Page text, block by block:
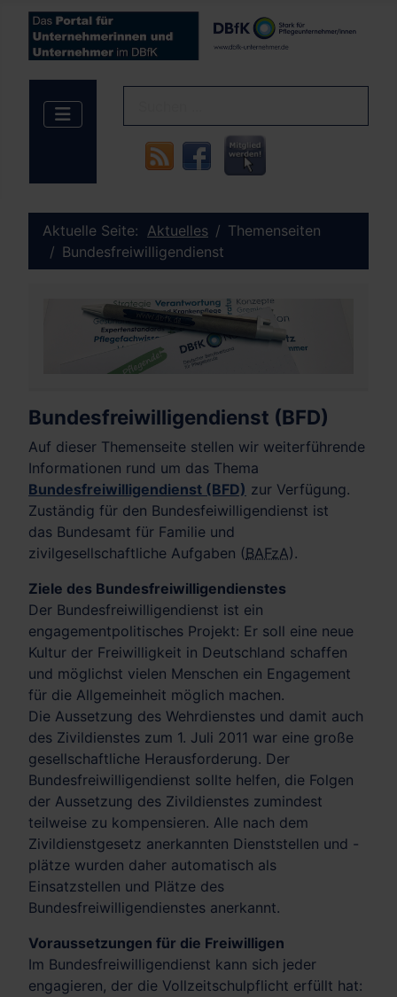
Aktuelle Seite: Aktuelles
Themenseiten
Bundesfreiwilligendienst
Bundesfreiwilligendienst (BFD)
Auf dieser Themenseite stellen wir weiterführende
Informationen rund um das Thema
Bundesfreiwilligendienst (BFD) zur Verfügung.
Zuständig für den Bundesfeiwilligendienst ist
das Bundesamt für Familie und
zivilgesellschaftliche Aufgaben (BAFzA).
Ziele des Bundesfreiwilligendienstes
Der Bundesfreiwilligendienst ist ein
engagementpolitisches Projekt: Er soll eine neue
Kultur der Freiwilligkeit in Deutschland schaffen
und möglichst vielen Menschen ein Engagement
für die Allgemeinheit möglich machen.
Die Aussetzung des Wehrdienstes und damit auch
des Zivildienstes zum 1. Juli 2011 war eine große
gesellschaftliche Herausforderung. Der
Bundesfreiwilligendienst sollte helfen, die Folgen
der Aussetzung des Zivildienstes zumindest
teilweise zu kompensieren. Alle nach dem
Zivildienstgesetz anerkannten Dienststellen und -
plätze wurden daher automatisch als
Einsatzstellen und Plätze des
Bundesfreiwilligendienstes anerkannt.
Voraussetzungen für die Freiwilligen
Im Bundesfreiwilligendienst kann sich jeder
engagieren, der die Vollzeitschulpflicht erfüllt hat: